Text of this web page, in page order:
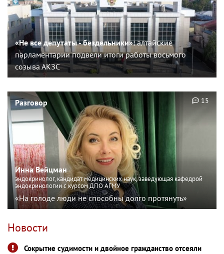
«Не все депутаты - бездельники»:алтайские
парламентарии подвели итоги работы восьмого
созыва АКЗС
Разговор
Инна Вейцман
эндокринолог, кандидат медицинских наук, заведующая кафедрой
эндокринологии с курсом ДПО АГМУ
«На голоде люди не способны долго протянуть»
15
Новости
Сокрытие судимости и двойное гражданство отсеяли